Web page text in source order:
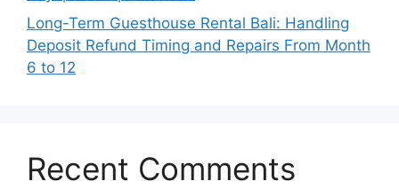
Long-Term Guesthouse Rental Bali: Handling
Deposit Refund Timing and Repairs From Month
6 to 12
Recent Comments